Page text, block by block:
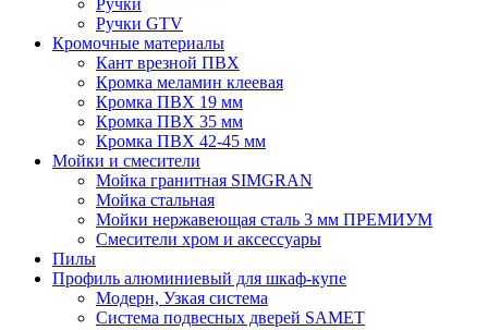
Ручки GTV
Кромочные материалы
Кант врезной ПВХ
Кромка меламин клеевая
Кромка ПВХ 19 мм
Кромка ПВХ 35 мм
Кромка ПВХ 42-45 мм
Мойки и смесители
Мойка гранитная SIMGRAN
Мойка стальная
Мойки нержавеющая сталь 3 мм ПРЕМИУМ
Смесители хром и аксессуары
Пилы
Профиль алюминиевый для шкаф-купе
Модерн, Узкая система
Система подвесных дверей SAMET